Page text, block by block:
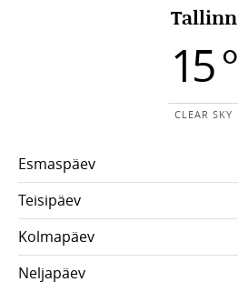
Tallinn
15 °
CLEAR SKY
Esmaspäev
Teisipäev
Kolmapäev
Neljapäev